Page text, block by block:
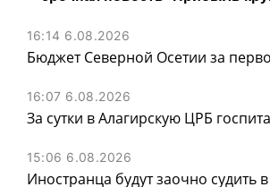
16:14 6.08.2026
Бюджет Северной Осетии за
16:07 6.08.2026
За сутки в Алагирскую ЦРБ
15:06 6.08.2026
Иностранца будут заочно судить